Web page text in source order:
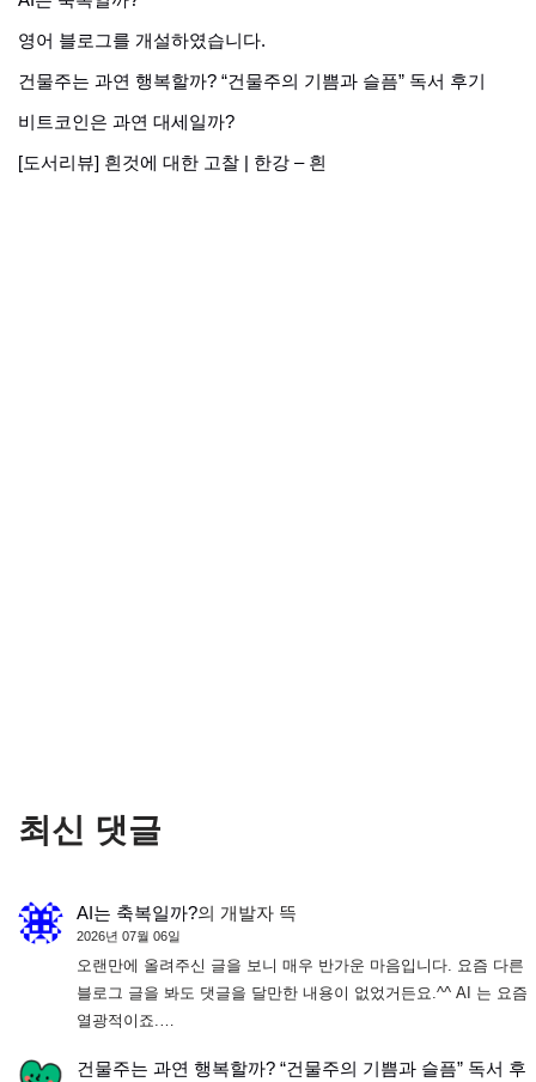
영어 블로그를 개설하였습니다.
건물주는 과연 행복할까? “건물주의 기쁨과 슬픔” 독서 후기
비트코인은 과연 대세일까?
[도서리뷰] 흰것에 대한 고찰 | 한강 – 흰
최신 댓글
AI는 축복일까?의 개발자 뜩
2026년 07월 06일
오랜만에 올려주신 글을 보니 매우 반가운 마음입니다. 요즘 다른
블로그 글을 봐도 댓글을 달만한 내용이 없었거든요.^^ AI 는 요즘
열광적이죠.…
건물주는 과연 행복할까? “건물주의 기쁨과 슬픔” 독서 후